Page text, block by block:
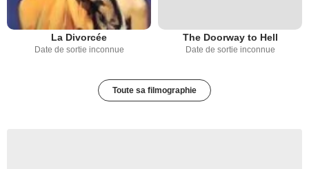
La Divorcée
Date de sortie inconnue
The Doorway to Hell
Date de sortie inconnue
Toute sa filmographie